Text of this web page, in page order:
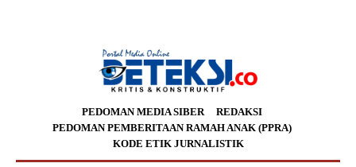
PEDOMAN MEDIA SIBER
REDAKSI
PEDOMAN PEMBERITAAN RAMAH ANAK (PPRA)
KODE ETIK JURNALISTIK